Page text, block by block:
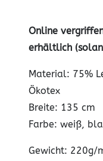
Online
erhältlich
Material: 75%
Ökotex
Breite: 135 cm
Farbe: weiß,
Gewicht: 220g/